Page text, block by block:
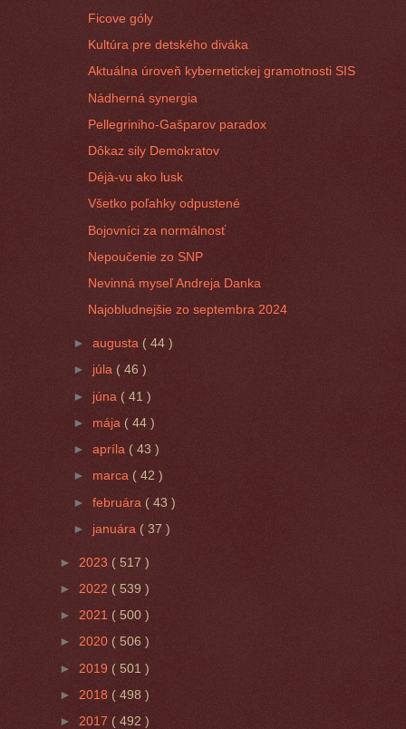
Ficove góly
Kultúra pre detského diváka
Aktuálna úroveň kybernetickej gramotnosti SIS
Nádherná synergia
Pellegriniho-Gašparov paradox
Dôkaz sily Demokratov
Déjà-vu ako lusk
Všetko poľahky odpustené
Bojovníci za normálnosť
Nepoučenie zo SNP
Nevinná myseľ Andreja Danka
Najobludnejšie zo septembra 2024
►augusta( 44 )
► júla ( 46 )
► júna ( 41 )
► mája( 44 )
►apríla( 43 )
► marca ( 42 )
►februára ( 43 )
► januára ( 37 )
► 2023 ( 517 )
► 2022 ( 539 )
► 2021 ( 500 )
► 2020 ( 506 )
► 2019 ( 501 )
► 2018 ( 498 )
► 2017 ( 492 )